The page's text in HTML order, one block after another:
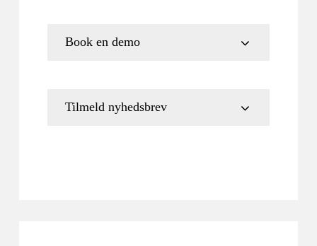
Book en demo
Tilmeld nyhedsbrev